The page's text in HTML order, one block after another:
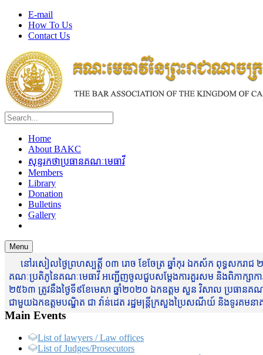
E-mail
How To Us
Contact Us
Home
About BAKC
សុន្ទរកថាប្រធានគណៈមេធាវី
Members
Library
Donation
Bulletins
Gallery
Menu
នៅរសៀលថ្ងៃព្រហស្បត្តិ៍ ០៣ រោច ខែចែត្រ ឆ្នាំកុរ ឯកស័ក ពុទ្ធសករាជ
គណៈប្រតិភូនៃគណៈមេធាវី អញ្ជើញចូលជួបសម្តែងការគួរសម និងពិភាក្សាកា
២៥៦៣ ត្រូវនឹងថ្ងៃទី៩ខែមេសា ឆ្នាំ២០២០ ឯកឧត្តម សួន វិសាល ប្រធានគណ
ជាមួយឯកឧត្តមបណ្ឌិត ជា វ៉ាន់ដេត រដ្ឋមន្រ្តីក្រសួងប្រៃសណីយ៍ និងទូរគ
Main Events
List of lawyers / Law offices
List of Judges/Prosecutors